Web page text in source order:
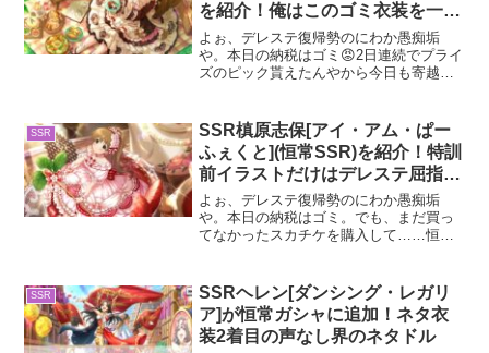
を紹介！俺はこのゴミ衣装を一生
許さない
よぉ、デレステ復帰勢のにわか愚痴垢
や。本日の納税はゴミ😡2日連続でプライ
ズのピック貰えたんやから今日も寄越せ
同じピックでありながら唯一いらんゴミ
クズであるバレンタイン限定...
SSR
SSR槙原志保[アイ・アム・ぱー
ふぇくと](恒常SSR)を紹介！特訓
前イラストだけはデレステ屈指の
神シコ
よぉ、デレステ復帰勢のにわか愚痴垢
や。本日の納税はゴミ。でも、まだ買っ
てなかったスカチケを購入して……恒常
けど、まぁ推しである夏樹の方が優先か
な。今回のしゅがみんアイプ...
SSR
SSRヘレン[ダンシング・レガリ
ア]が恒常ガシャに追加！ネタ衣
装2着目の声なし界のネタドル